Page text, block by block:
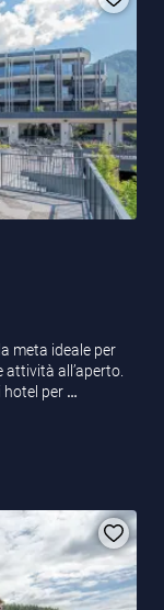
meta ideale per
all’aperto.
hotel per …